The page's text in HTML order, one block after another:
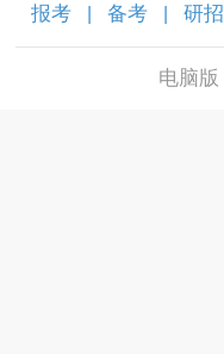
报考 备考 研招
电脑版